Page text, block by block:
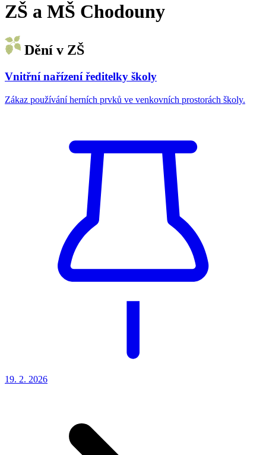
ZŠ a MŠ Chodouny
Dění v ZŠ
Vnitřní nařízení ředitelky školy
Zákaz používání herních prvků ve venkovních prostorách školy.
19. 2. 2026